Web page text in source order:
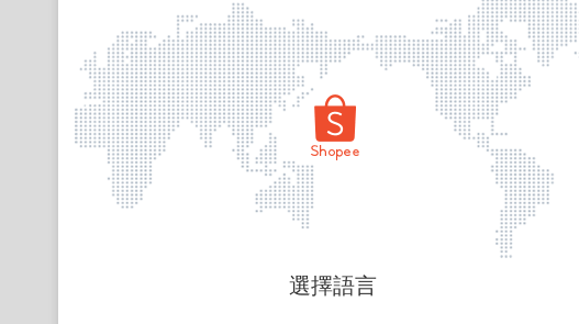
頁面無法顯示
選擇語言